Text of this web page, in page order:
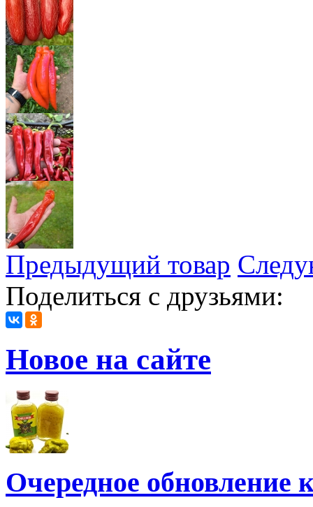
Предыдущий товар
Поделиться с друзьями:
Новое на сайте
Очередное обновление